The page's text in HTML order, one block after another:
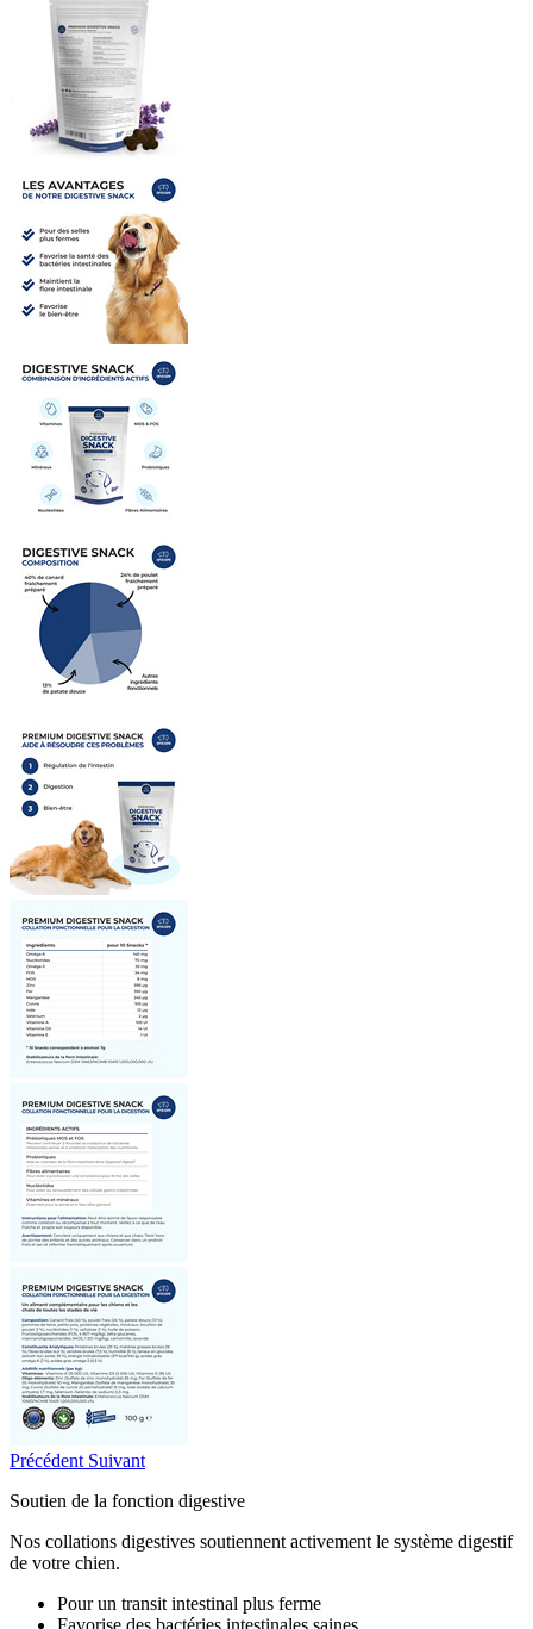
Précédent Suivant
Soutien de la fonction digestive
Nos collations digestives soutiennent activement le système digestif
de votre chien.
Pour un transit intestinal plus ferme
Favorise des bactéries intestinales saines